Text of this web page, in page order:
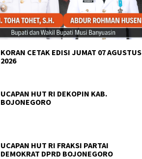
KORAN CETAK EDISI JUMAT 07 AGUSTUS
2026
UCAPAN HUT RI DEKOPIN KAB.
BOJONEGORO
UCAPAN HUT RI FRAKSI PARTAI
DEMOKRAT DPRD BOJONEGORO